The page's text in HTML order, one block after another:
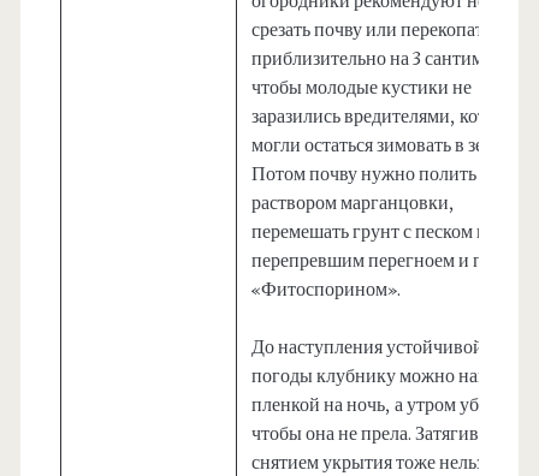
срезать почву или перекопать
приблизительно на 3 сантиметра,
чтобы молодые кустики не
заразились вредителями, которые
могли остаться зимовать в земле.
Потом почву нужно полить
раствором марганцовки,
перемешать грунт с песком и
перепревшим перегноем и полить
«Фитоспорином».
До наступления устойчивой
погоды клубнику можно
пленкой на ночь, а утром убирать,
чтобы она не прела. Затягивать со
снятием укрытия тоже нельзя,